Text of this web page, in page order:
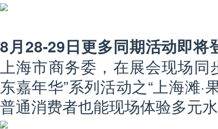
8月28-29日更多同期活动即将
上海市商务委，在展会现场同
东嘉年华”系列活动之“上海滩·
普通消费者也能现场体验多元